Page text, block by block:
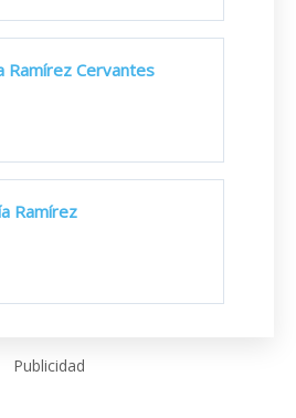
Ramírez Cervantes
Ramírez
Publicidad